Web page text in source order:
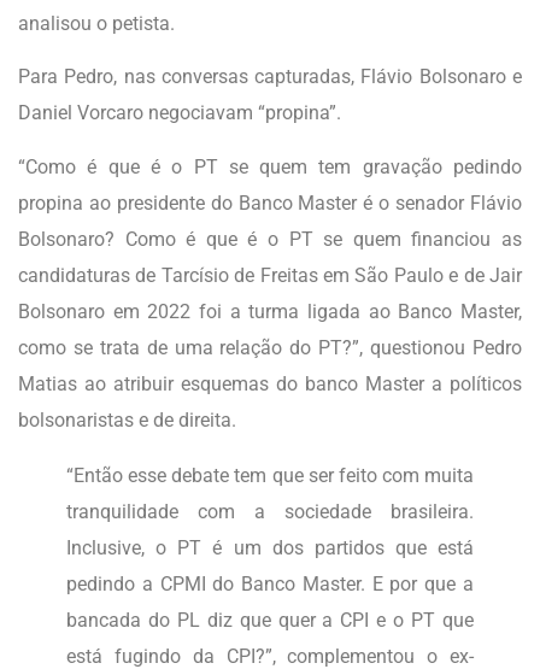
analisou o petista.
Para Pedro, nas conversas capturadas, Flávio Bolsonaro e
Daniel Vorcaro negociavam “propina”.
“Como é que é o PT se quem tem gravação pedindo
propina ao presidente do Banco Master é o senador Flávio
Bolsonaro? Como é que é o PT se quem financiou as
candidaturas de Tarcísio de Freitas em São Paulo e de Jair
Bolsonaro em 2022 foi a turma ligada ao Banco Master,
como se trata de uma relação do PT?”, questionou Pedro
Matias ao atribuir esquemas do banco Master a políticos
bolsonaristas e de direita.
“Então esse debate tem que ser feito com muita
tranquilidade com a sociedade brasileira.
Inclusive, o PT é um dos partidos que está
pedindo a CPMI do Banco Master. E por que a
bancada do PL diz que quer a CPI e o PT que
está fugindo da CPI?”, complementou o ex-